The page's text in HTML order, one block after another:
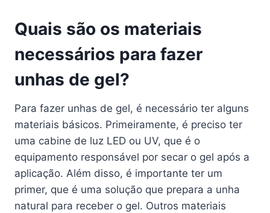
Quais são os materiais
necessários para fazer
unhas de gel?
Para fazer unhas de gel, é necessário ter alguns
materiais básicos. Primeiramente, é preciso ter
uma cabine de luz LED ou UV, que é o
equipamento responsável por secar o gel após a
aplicação. Além disso, é importante ter um
primer, que é uma solução que prepara a unha
natural para receber o gel. Outros materiais